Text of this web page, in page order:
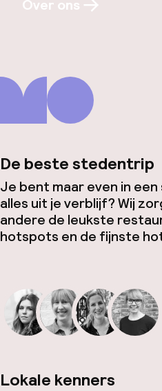
Over ons
De beste stedentrip
Je bent maar even in
alles uit je verblijf? Wij
andere de leukste
hotspots en de fijnste
Lokale kenners